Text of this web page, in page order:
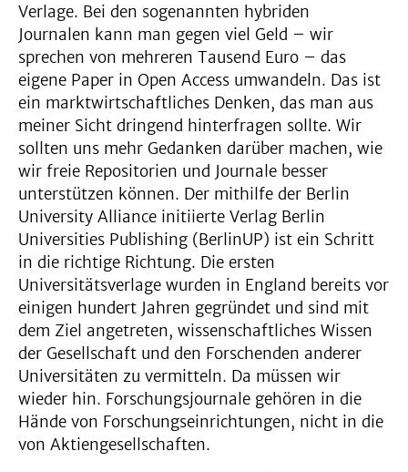
Verlage. Bei den sogenannten hybriden
Journalen kann man gegen viel Geld – wir
sprechen von mehreren Tausend Euro – das
eigene Paper in Open Access umwandeln. Das ist
ein marktwirtschaftliches Denken, das man aus
meiner Sicht dringend hinterfragen sollte. Wir
sollten uns mehr Gedanken darüber machen, wie
wir freie Repositorien und Journale besser
unterstützen können. Der mithilfe der Berlin
University Alliance initiierte Verlag Berlin
Universities Publishing (BerlinUP) ist ein Schritt
in die richtige Richtung. Die ersten
Universitätsverlage wurden in England bereits vor
einigen hundert Jahren gegründet und sind mit
dem Ziel angetreten, wissenschaftliches Wissen
der Gesellschaft und den Forschenden anderer
Universitäten zu vermitteln. Da müssen wir
wieder hin. Forschungsjournale gehören in die
Hände von Forschungseinrichtungen, nicht in die
von Aktiengesellschaften.